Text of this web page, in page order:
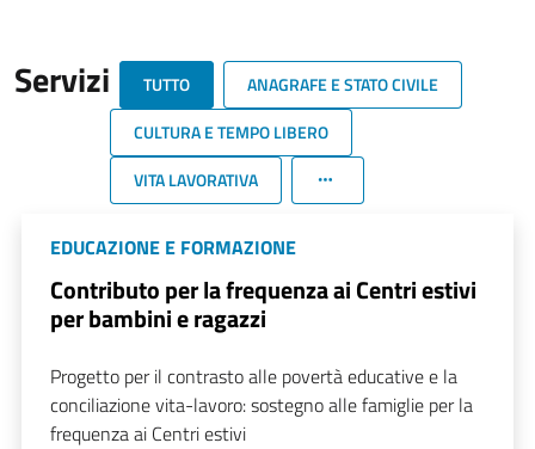
Servizi TUTTO
ANAGRAFE E STATO CIVILE
CULTURA E TEMPO LIBERO
VITA LAVORATIVA
EDUCAZIONE E FORMAZIONE
Contributo per la frequenza ai Centri estivi
per bambini e ragazzi
Progetto per il contrasto alle povertà educative e la
conciliazione vita-lavoro: sostegno alle famiglie per la
frequenza ai Centri estivi